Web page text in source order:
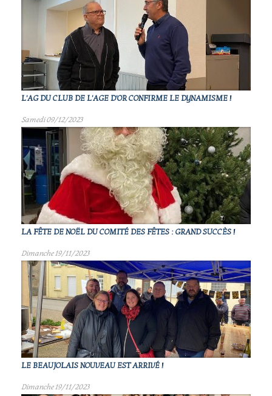
L'AG DU CLUB DE L'AGE D'OR CONFIRME LE DYNAMISME !
Samedi 09/12/2023
LA FÊTE DE NOËL DU COMITÉ DES FÊTES : GRAND SUCCÈS !
Dimanche 19/11/2023
LE BEAUJOLAIS NOUVEAU EST ARRIVÉ !
Dimanche 19/11/2023